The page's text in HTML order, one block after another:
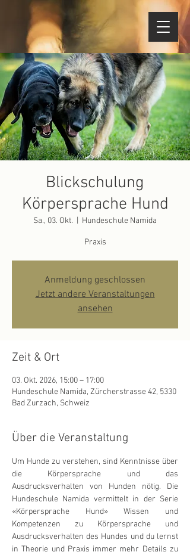
Blickschulung
Körpersprache Hund
Sa., 03. Okt. Hundeschule Namida
Praxis
Anmeldung geschlossen
Jetzt andere Veranstaltungen
ansehen
Zeit & Ort
03. Okt. 2026, 15:00 – 17:00
Hundeschule Namida, Zürcherstrasse 42, 5330
Bad Zurzach, Schweiz
Über die Veranstaltung
Um Hunde zu verstehen, sind Kenntnisse über
die Körpersprache und das
Ausdrucksverhalten von Hunden nötig. Die
Hundeschule Namida vermittelt in der Serie
«Körpersprache Hund» Wissen und
Kompetenzen zu Körpersprache und
Ausdrucksverhalten des Hundes und du lernst
in Theorie und Praxis immer mehr Details zu